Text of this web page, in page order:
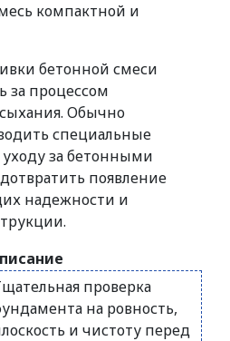
компактной и
бетонной смеси
за процессом
Обычно
специальные
за бетонными
появление
надежности и
проверка
на ровность,
и чистоту перед